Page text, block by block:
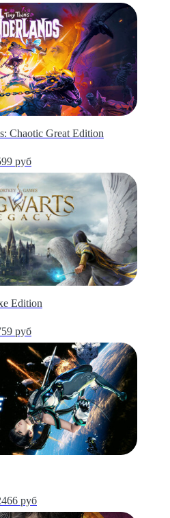
Chaotic Great Edition
руб
Edition
руб
руб